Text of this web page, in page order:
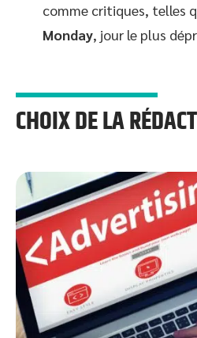
comme critiques, telles
Monday, jour le plus
CHOIX DE LA